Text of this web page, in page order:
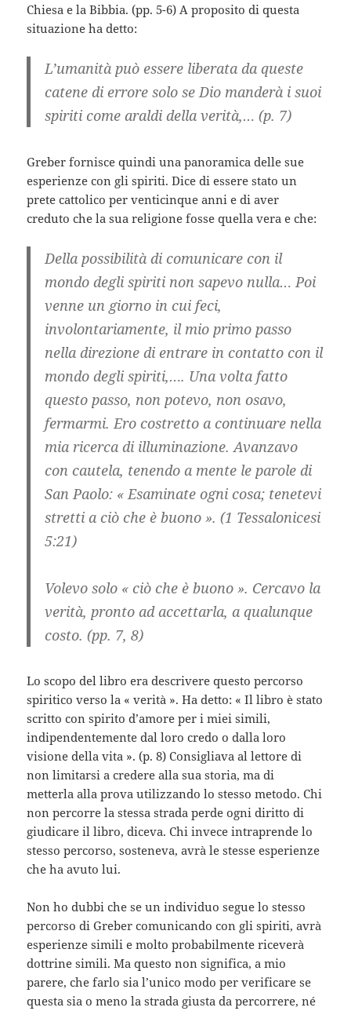
Chiesa e la Bibbia. (pp. 5-6) A proposito di questa
situazione ha detto:
L’umanità può essere liberata da queste
catene di errore solo se Dio manderà i suoi
spiriti come araldi della verità,… (p. 7)
Greber fornisce quindi una panoramica delle sue
esperienze con gli spiriti. Dice di essere stato un
prete cattolico per venticinque anni e di aver
creduto che la sua religione fosse quella vera e che:
Della possibilità di comunicare con il
mondo degli spiriti non sapevo nulla… Poi
venne un giorno in cui feci,
involontariamente, il mio primo passo
nella direzione di entrare in contatto con il
mondo degli spiriti,…. Una volta fatto
questo passo, non potevo, non osavo,
fermarmi. Ero costretto a continuare nella
mia ricerca di illuminazione. Avanzavo
con cautela, tenendo a mente le parole di
San Paolo: « Esaminate ogni cosa; tenetevi
stretti a ciò che è buono ». (1 Tessalonicesi
5:21)
Volevo solo « ciò che è buono ». Cercavo la
verità, pronto ad accettarla, a qualunque
costo. (pp. 7, 8)
Lo scopo del libro era descrivere questo percorso
spiritico verso la « verità ». Ha detto: « Il libro è stato
scritto con spirito d’amore per i miei simili,
indipendentemente dal loro credo o dalla loro
visione della vita ». (p. 8) Consigliava al lettore di
non limitarsi a credere alla sua storia, ma di
metterla alla prova utilizzando lo stesso metodo. Chi
non percorre la stessa strada perde ogni diritto di
giudicare il libro, diceva. Chi invece intraprende lo
stesso percorso, sosteneva, avrà le stesse esperienze
che ha avuto lui.
Non ho dubbi che se un individuo segue lo stesso
percorso di Greber comunicando con gli spiriti, avrà
esperienze simili e molto probabilmente riceverà
dottrine simili. Ma questo non significa, a mio
parere, che farlo sia l’unico modo per verificare se
questa sia o meno la strada giusta da percorrere, né